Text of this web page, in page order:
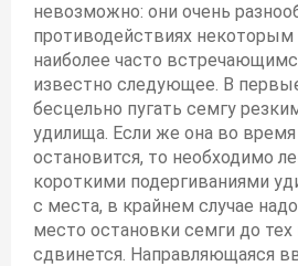
невозможно: они очень
противодействиях некоторым
наиболее часто
известно следующее. В
бесцельно пугать семгу
удилища. Если же она во
остановится, то необходимо
короткими подергиваниями
с места, в крайнем случае
место остановки семги до тех
сдвинется. Направляющаяся